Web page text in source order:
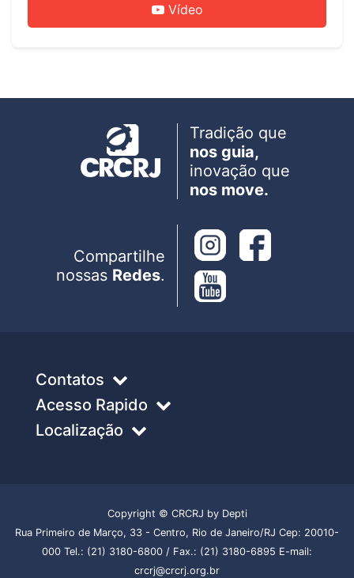
Vídeo
Tradição que
nos guia,
inovação que
nos move.
Compartilhe
nossas Redes.
Contatos
Acesso Rapido
Localização
Copyright © CRCRJ by Depti
Rua Primeiro de Março, 33 - Centro, Rio de Janeiro/RJ Cep: 20010-
000 Tel.: (21) 3180-6800 / Fax.: (21) 3180-6895 E-mail:
crcrj@crcrj.org.br